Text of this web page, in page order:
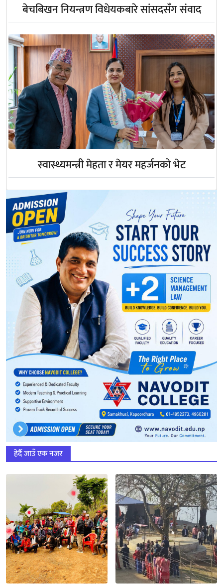
बेचबिखन नियन्त्रण विधेयकबारे सांसदसँग संवाद
स्वास्थ्यमन्त्री मेहता र मेयर महर्जनको भेट
हेर्दै जाउँ एक नजर